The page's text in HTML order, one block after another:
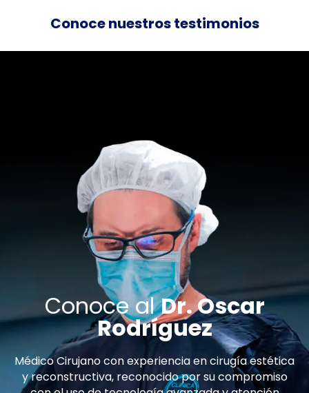
Conoce nuestros testimonios
Conoce alDr. Oscar
Rodríguez
Médico Cirujano con experiencia en cirugía estética
y reconstructiva, reconocido por su compromiso